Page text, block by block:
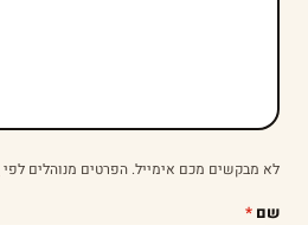
לא מבקשים מכם אימייל. הפרטים מנוהלים לפי
שם *